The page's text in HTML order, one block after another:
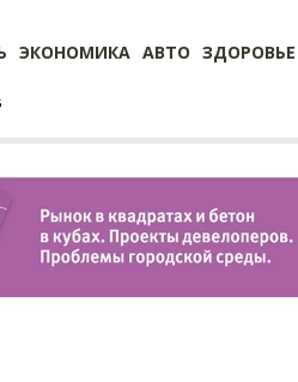
ЭКОНОМИКА АВТО ЗДОРОВЬЕ